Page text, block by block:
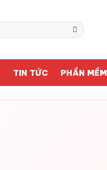
TIN TỨC PHẦN MỀM